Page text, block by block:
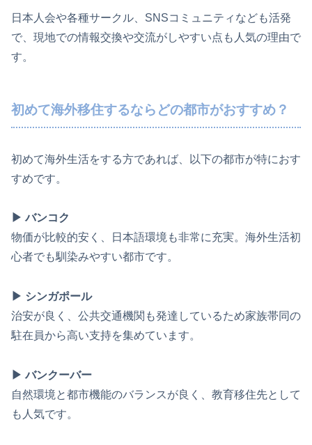
日本人会や各種サークル、SNSコミュニティなども活発
で、現地での情報交換や交流がしやすい点も人気の理由で
す。
初めて海外移住するならどの都市がおすすめ？
初めて海外生活をする方であれば、以下の都市が特におす
すめです。
▶ バンコク
物価が比較的安く、日本語環境も非常に充実。海外生活初
心者でも馴染みやすい都市です。
▶ シンガポール
治安が良く、公共交通機関も発達しているため家族帯同の
駐在員から高い支持を集めています。
▶ バンクーバー
自然環境と都市機能のバランスが良く、教育移住先として
も人気です。